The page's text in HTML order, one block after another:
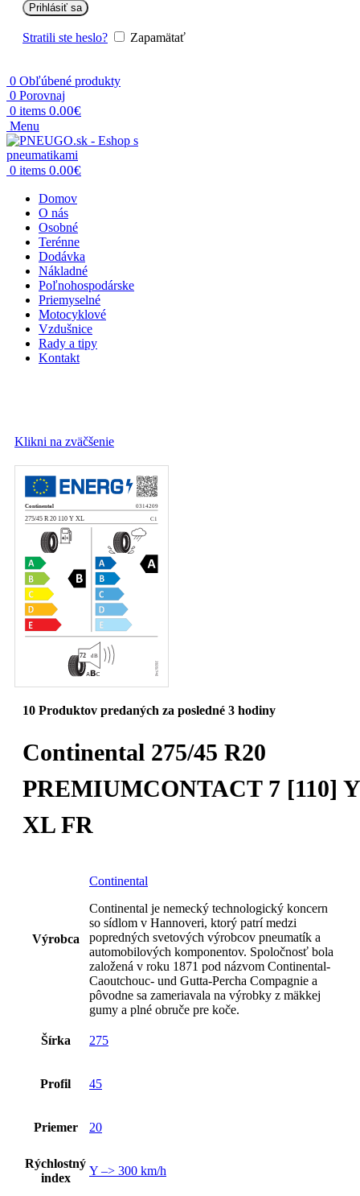
Prihlásiť sa
Stratili ste heslo? Zapamätať
0 Obľúbené produkty
0 Porovnaj
0 items 0.00€
Menu
0 items 0.00€
Domov
O nás
Osobné
Terénne
Dodávka
Nákladné
Poľnohospodárske
Priemyselné
Motocyklové
Vzdušnice
Rady a tipy
Kontakt
Klikni na zväčšenie
10 Produktov predaných za posledné 3 hodiny
Continental 275/45 R20
PREMIUMCONTACT 7 [110] Y
XL FR
Výrobca
Continental
Continental je nemecký technologický koncern
so sídlom v Hannoveri, ktorý patrí medzi
popredných svetových výrobcov pneumatík a
automobilových komponentov. Spoločnosť bola
založená v roku 1871 pod názvom Continental-
Caoutchouc- und Gutta-Percha Compagnie a
pôvodne sa zameriavala na výrobky z mäkkej
gumy a plné obruče pre koče.
Šírka 275
Profil 45
Priemer 20
Rýchlostný
index
Y –> 300 km/h